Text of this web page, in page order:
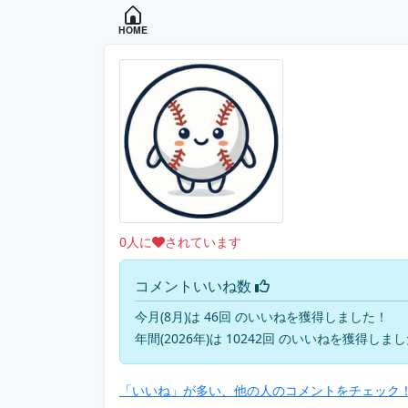
HOME
0人に されています
コメントいいね数
今月(8月)は 46回 のいいねを獲得しました！
年間(2026年)は 10242回 のいいねを獲得しまし
「いいね」が多い、他の人のコメントをチェック！